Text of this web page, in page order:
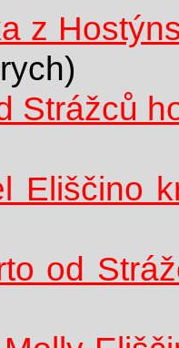
z
Strážců
Eliščino
od